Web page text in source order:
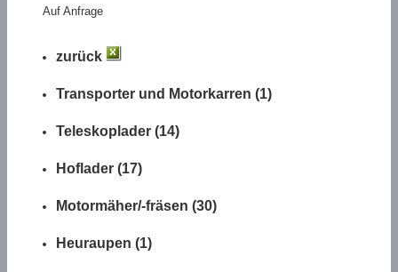
Auf Anfrage
zurück
Transporter und Motorkarren (1)
Teleskoplader (14)
Hoflader (17)
Motormäher/-fräsen (30)
Heuraupen (1)